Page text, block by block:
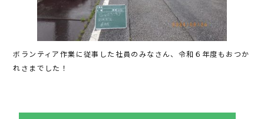
ボランティア作業に従事した社員のみなさん、令和６年度もおつか
れさまでした！